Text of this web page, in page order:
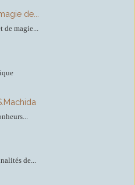
de...
de magie...
de...